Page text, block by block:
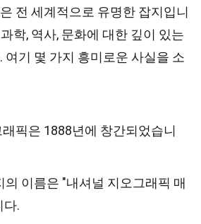
전 세계적으로 유명한 잡지입니
학, 역사, 문화에 대한 깊이 있는
여기 몇 가지 흥미로운 사실을 소
픽은 1888년에 창간되었습니
의 이름은 "내셔널 지오그래픽 매
다.